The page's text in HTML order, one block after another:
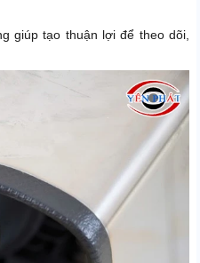
giúp tạo thuận lợi để theo dõi,